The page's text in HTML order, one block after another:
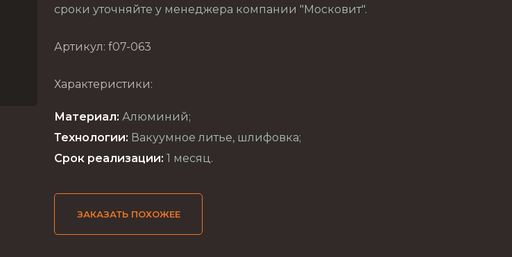
сроки уточняйте у менеджера компании "Московит".
Артикул: f07-063
Характеристики:
Материал: Алюминий;
Технологии: Вакуумное литье, шлифовка;
Срок реализации: 1 месяц.
ЗАКАЗАТЬ ПОХОЖЕЕ